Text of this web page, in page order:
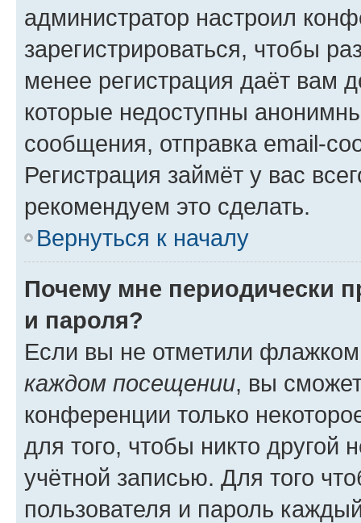
администратор настроил
зарегистрироваться, чтобы
менее регистрация даёт вам
которые недоступны
сообщения, отправка email-
Регистрация займёт у вас
рекомендуем это сделать.
Вернуться к началу
Почему мне периодически
и пароля?
Если вы не отметили
каждом посещении, вы
конференции только
для того, чтобы никто другой
учётной записью. Для того
пользователя и пароль